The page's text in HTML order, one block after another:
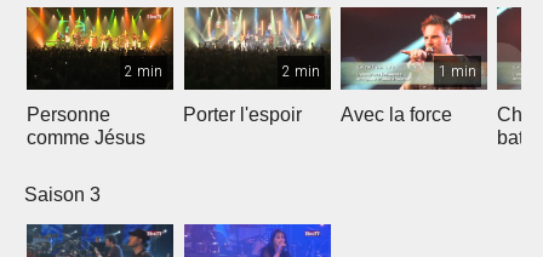
2 min
Personne
comme Jésus
2 min
Porter l'espoir
1 min
Avec la force
Saison 3